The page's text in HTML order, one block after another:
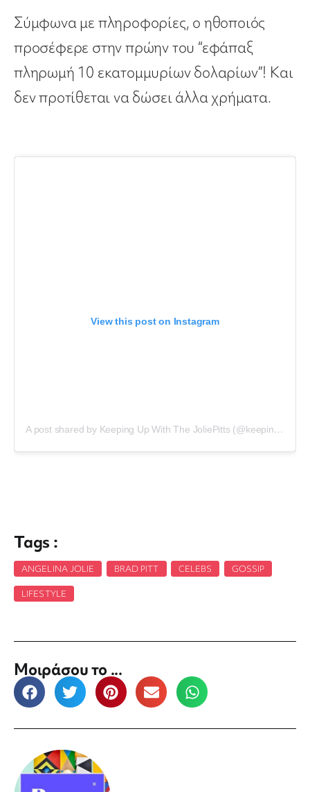
Σύμφωνα με πληροφορίες, ο ηθοποιός
προσέφερε στην πρώην του “εφάπαξ
πληρωμή 10 εκατομμυρίων δολαρίων”! Και
δεν προτίθεται να δώσει άλλα χρήματα.
View this post on Instagram
A post shared by Keeping Up With The JoliePitts (@keepingupwiththepitts)
Tags :
ANGELINA JOLIE BRAD PITT CELEBS GOSSIP
LIFESTYLE
Μοιράσου το ...